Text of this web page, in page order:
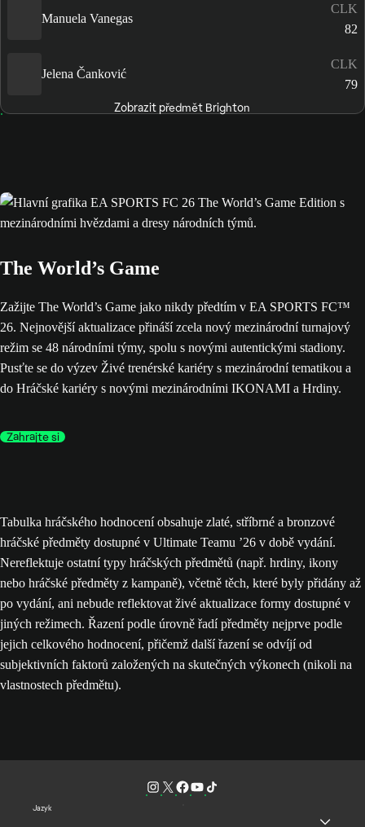
Manuela Vanegas
CLK
82
Jelena Čanković
CLK
79
Zobrazit předmět Brighton
The World’s Game
Zažijte The World’s Game jako nikdy předtím v EA SPORTS FC™
26. Nejnovější aktualizace přináší zcela nový mezinárodní turnajový
režim se 48 národními týmy, spolu s novými autentickými stadiony.
Pusťte se do výzev Živé trenérské kariéry s mezinárodní tematikou a
do Hráčské kariéry s novými mezinárodními IKONAMI a Hrdiny.
Zahrajte si
Tabulka hráčského hodnocení obsahuje zlaté, stříbrné a bronzové
hráčské předměty dostupné v Ultimate Teamu ’26 v době vydání.
Nereflektuje ostatní typy hráčských předmětů (např. hrdiny, ikony
nebo hráčské předměty z kampaně), včetně těch, které byly přidány až
po vydání, ani nebude reflektovat živé aktualizace formy dostupné v
jiných režimech. Řazení podle úrovně řadí předměty nejprve podle
jejich celkového hodnocení, přičemž další řazení se odvíjí od
subjektivních faktorů založených na skutečných výkonech (nikoli na
vlastnostech předmětu).
Jazyk